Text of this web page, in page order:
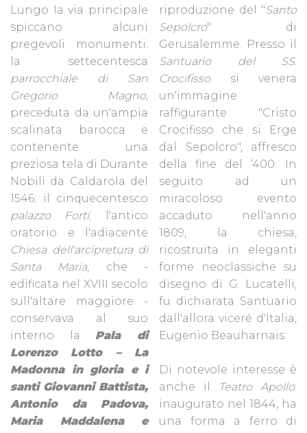
Lungo la via principale
spiccano alcuni
pregevoli monumenti:
la settecentesca
parrocchiale di San
Gregorio Magno,
preceduta da un'ampia
scalinata barocca e
contenente una
preziosa tela di Durante
Nobili da Caldarola del
1546; il cinquecentesco
palazzo Forti; l'antico
oratorio e l'adiacente
Chiesa dell'arcipretura di
Santa Maria, che -
edificata nel XVIII secolo
sull'altare maggiore -
conservava al suo
interno la Pala di
Lorenzo Lotto – La
Madonna in gloria e i
santi Giovanni Battista,
Antonio da Padova,
Maria Maddalena e
riproduzione del "Santo
Sepolcro" di
Gerusalemme. Presso il
Santuario del SS.
Crocifissosi venera
un'immagine
raffigurante "Cristo
Crocifisso che si Erge
dal Sepolcro", affresco
della fine del ‘400. In
seguito ad un
miracoloso evento
accaduto nell'anno
1809, la chiesa,
ricostruita in eleganti
forme neoclassiche su
disegno di G. Lucatelli,
fu dichiarata Santuario
dall'allora viceré d'Italia,
Eugenio Beauharnais.
Di notevole interesse è
anche il
Teatro Apollo:
inaugurato nel 1844, ha
una forma a ferro di